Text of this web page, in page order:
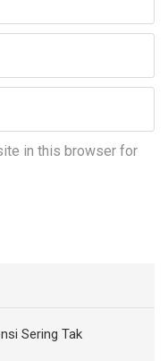
in this browser for
Sering Tak